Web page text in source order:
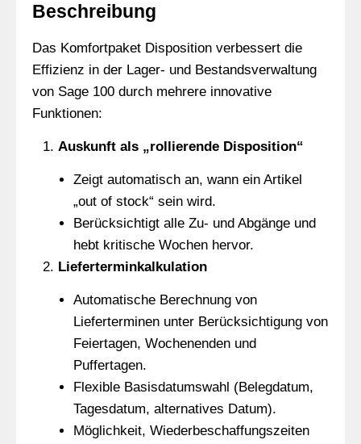
Beschreibung
Das Komfortpaket Disposition verbessert die
Effizienz in der Lager- und Bestandsverwaltung
von Sage 100 durch mehrere innovative
Funktionen:
Auskunft als „rollierende Disposition“
Zeigt automatisch an, wann ein Artikel
„out of stock“ sein wird.
Berücksichtigt alle Zu- und Abgänge und
hebt kritische Wochen hervor.
Lieferterminkalkulation
Automatische Berechnung von
Lieferterminen unter Berücksichtigung von
Feiertagen, Wochenenden und
Puffertagen.
Flexible Basisdatumswahl (Belegdatum,
Tagesdatum, alternatives Datum).
Möglichkeit, Wiederbeschaffungszeiten